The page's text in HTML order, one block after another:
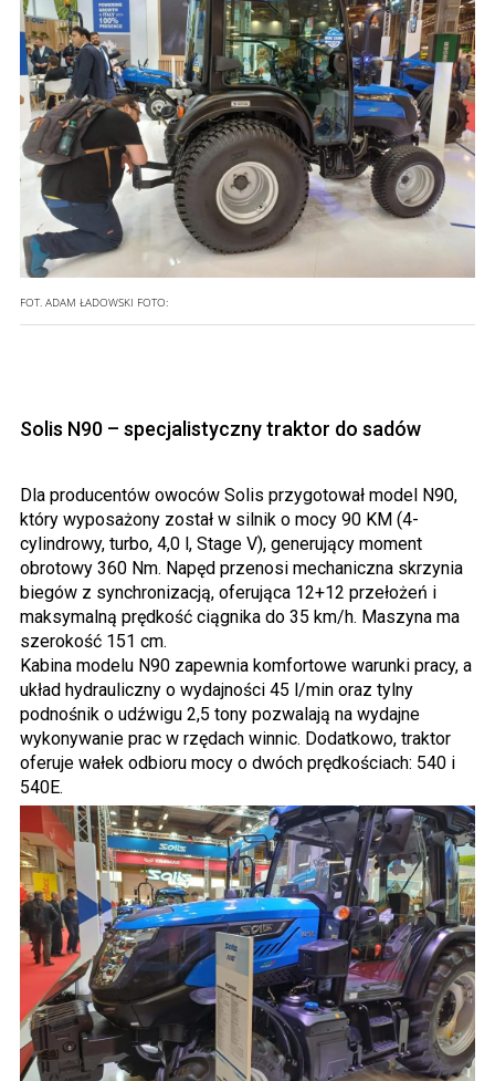
FOT. ADAM ŁADOWSKI FOTO:
Solis N90 – specjalistyczny traktor do sadów
Dla producentów owoców Solis przygotował model N90,
który wyposażony został w silnik o mocy 90 KM (4-
cylindrowy, turbo, 4,0 l, Stage V), generujący moment
obrotowy 360 Nm. Napęd przenosi mechaniczna skrzynia
biegów z synchronizacją, oferująca 12+12 przełożeń i
maksymalną prędkość ciągnika do 35 km/h. Maszyna ma
szerokość 151 cm.
Kabina modelu N90 zapewnia komfortowe warunki pracy, a
układ hydrauliczny o wydajności 45 l/min oraz tylny
podnośnik o udźwigu 2,5 tony pozwalają na wydajne
wykonywanie prac w rzędach winnic. Dodatkowo, traktor
oferuje wałek odbioru mocy o dwóch prędkościach: 540 i
540E.